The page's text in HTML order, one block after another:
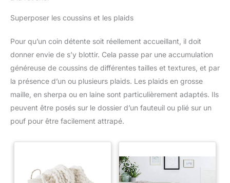
Superposer les coussins et les plaids
Pour qu’un coin détente soit réellement accueillant, il doit
donner envie de s’y blottir. Cela passe par une accumulation
généreuse de coussins de différentes tailles et textures, et par
la présence d’un ou plusieurs plaids. Les plaids en grosse
maille, en sherpa ou en laine sont particulièrement adaptés. Ils
peuvent être posés sur le dossier d’un fauteuil ou plié sur un
pouf pour être facilement attrapé.